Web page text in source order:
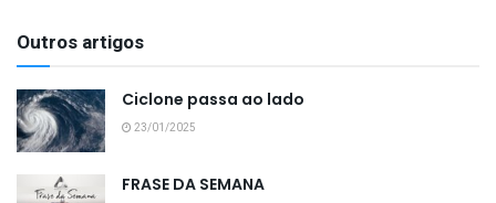
Outros artigos
Ciclone passa ao lado
23/01/2025
FRASE DA SEMANA